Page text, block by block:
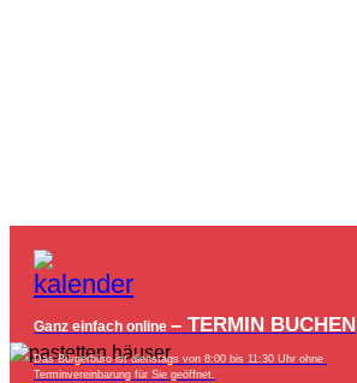
Ganz einfach online – TERMIN BUCHEN
Das Bürgerbüro ist dienstags von 8:00 bis 11:30 Uhr ohne
Terminvereinbarung für Sie geöffnet.